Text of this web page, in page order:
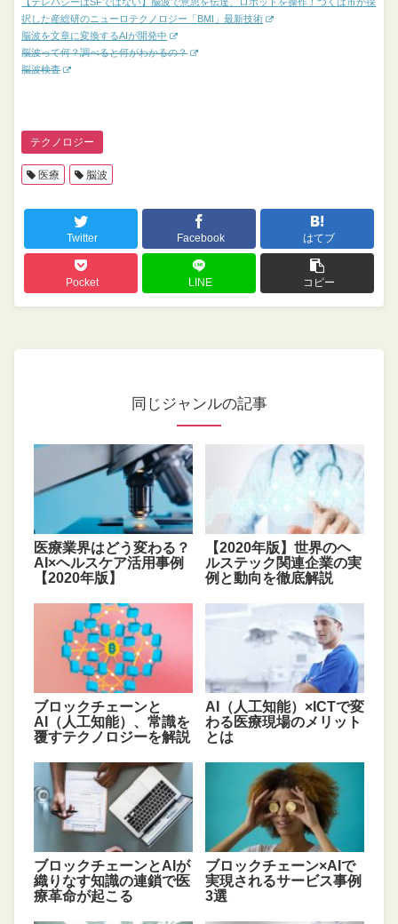
択した産総研のニューロテクノロジー「BMI」最新技術
脳波を文章に変換するAIが開発中
脳波って何？調べると何がわかるの？
脳波検査
テクノロジー
医療 脳波
Twitter Facebook はてブ
Pocket LINE コピー
同じジャンルの記事
医療業界はどう変わる？
AI×ヘルスケア活用事例
【2020年版】
【2020年版】世界のヘ
ルステック関連企業の実
例と動向を徹底解説
ブロックチェーンと
AI（人工知能）、常識を
覆すテクノロジーを解説
AI（人工知能）×ICTで変
わる医療現場のメリット
とは
ブロックチェーンとAIが
織りなす知識の連鎖で医
療革命が起こる
ブロックチェーン×AIで
実現されるサービス事例
3選